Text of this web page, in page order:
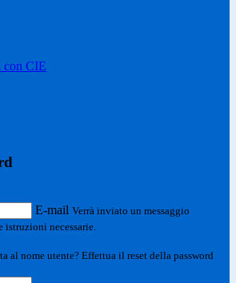
con CIE
E-mail Verrà inviato un messaggio
necessarie.
al nome utente? Effettua il reset della password